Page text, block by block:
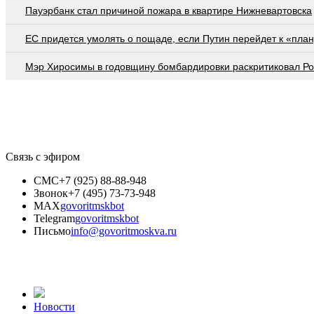
Пауэрбанк стал причиной пожара в квартире Нижневартовска
EC придется умолять о пощаде, если Путин перейдет к
Мэр Хиросимы в годовщину бомбардировки раскритиковал
Связь с эфиром
СМС+7 (925) 88-88-948
Звонок+7 (495) 73-73-948
MAXgovoritmskbot
Telegramgovoritmskbot
Письмоinfo@govoritmoskva.ru
Новости